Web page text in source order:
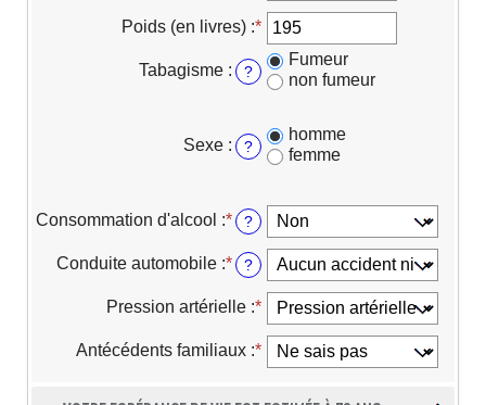
16
et
90
montant
entre
56
et
Poids (en livres) :* Entrez
un
montant
entre
et
400
Tabagisme : ?
Fumeur
non fumeur
Sexe : ?
homme
femme
Consommation d'alcool :* ?
Conduite automobile :* ?
Pression artérielle :*
Antécédents familiaux :*